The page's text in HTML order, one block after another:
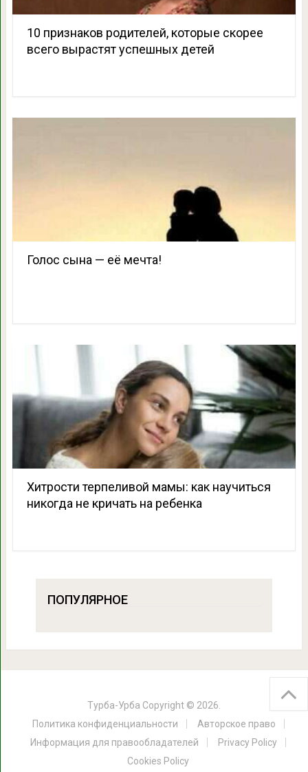
10 признаков родителей, которые скорее
всего вырастят успешных детей
Голос сына — её мечта!
Хитрости терпеливой мамы: как научиться
никогда не кричать на ребенка
ПОПУЛЯРНОЕ
Турба-Урба Copyright © 2026.
Политика конфиденциальности
Авторское право
Информация для правообладателей
Privacy Policy
Cookies Policy